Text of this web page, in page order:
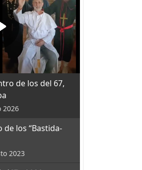
de los del 67,
2026
de los “Bastida-
2023